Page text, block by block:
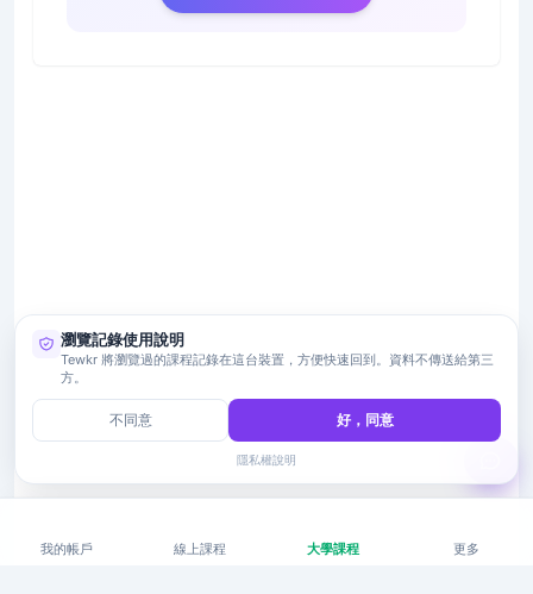
我的帳戶 線上課程 大學課程 更多
瀏覽記錄使用說明
Tewkr 將瀏覽過的課程記錄在這台裝置，方便快速回到。資料不傳送給第三
方。
不同意 好，同意
隱私權說明